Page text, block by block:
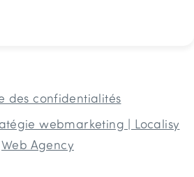
des confidentialités
webmarketing | Localisy
Web Agency